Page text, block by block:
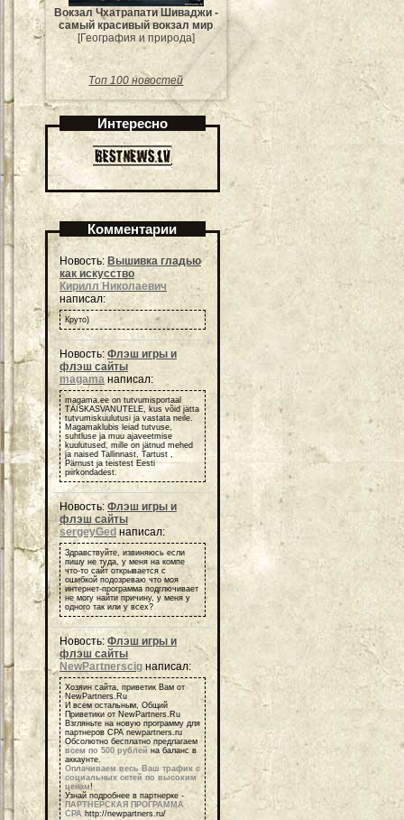
Вокзал Чхатрапати Шиваджи -
самый красивый вокзал мир
[География и природа]
Топ 100 новостей
Интересно
Комментарии
Новость: Вышивка гладью
как искусство
Кирилл Николаевич
написал:
Круто)
Новость: Флэш игры и
флэш сайты
magama написал:
magama.ee on tutvumisportaal
TÄISKASVANUTELE, kus võid jätta
tutvumiskuulutusi ja vastata neile.
Magamaklubis leiad tutvuse,
suhtluse ja muu ajaveetmise
kuulutused, mille on jätnud mehed
ja naised Tallinnast, Tartust ,
Pärnust ja teistest Eesti
piirkondadest.
Новость:Флэш игры и
флэш сайты
sergeyGed написал:
Здравствуйте, извиняюсь если
пишу не туда, у меня на компе
что-то сайт открывается с
ошибкой подозреваю что моя
интернет-программа подглючивает
не могу найти причину, у меня у
одного так или у всех?
Новость: Флэш игры и
флэш сайты
NewPartnerscig написал:
Хозяин сайта, приветик Вам от
NewPartners.Ru
И всем остальным, Общий
Приветики от NewPartners.Ru
Взгляньте на новую программу для
партнеров СРА newpartners.ru
Обсолютно бесплатно предлагаем
всем по 500 рублей на баланс в
аккаунте.
Оплачиваем весь Ваш трафик с
социальных сетей по высоким
ценам!
Узнай подробнее в партнерке -
ПАРТНЕРСКАЯ ПРОГРАММА
СРА http://newpartners.ru/